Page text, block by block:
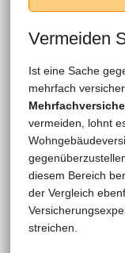
Vermeiden
Ist eine Sache
mehrfach
vermeiden, lohnt
diesem Bereich
der Vergleich
streichen.